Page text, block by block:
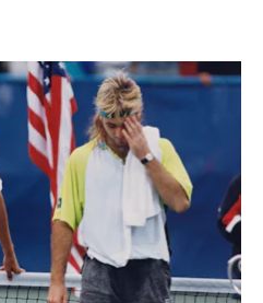
ニスプレーヤーたちがコー
につけていた時計たち